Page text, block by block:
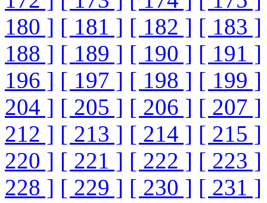
180 ] [ 181 ] [ 182 ] [ 183 ]
188 ] [ 189 ] [ 190 ] [ 191 ]
196 ] [ 197 ] [ 198 ] [ 199 ]
204 ] [ 205 ] [ 206 ] [ 207 ]
212 ] [ 213 ] [ 214 ] [ 215 ]
220 ] [ 221 ] [ 222 ] [ 223 ]
228 ] [ 229 ] [ 230 ] [ 231 ]